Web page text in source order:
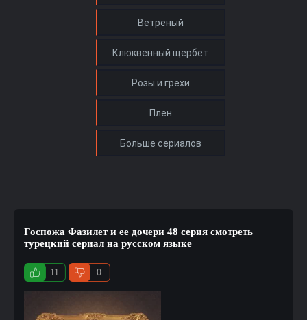
Госпожа Фазилет и ее дочери 48 серия смотреть
турецкий сериал на русском языке
11 0